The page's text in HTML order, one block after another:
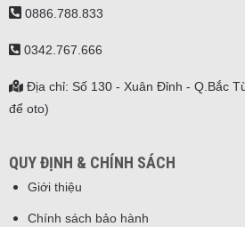
0886.788.833
0342.767.666
Địa chỉ: Số 130 - Xuân Đỉnh - Q.Bắc
để oto)
QUY ĐỊNH & CHÍNH SÁCH
Giới thiệu
Chính sách bảo hành